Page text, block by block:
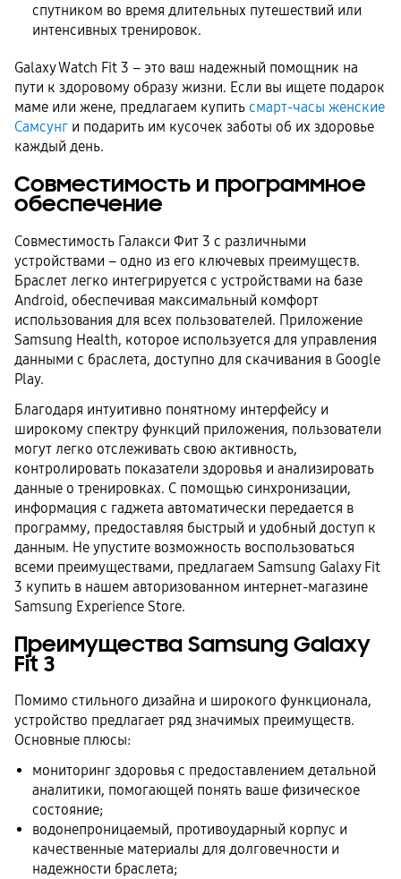
спутником во время длительных путешествий или
интенсивных тренировок.
Galaxy Watch Fit 3 – это ваш надежный помощник на
пути к здоровому образу жизни. Если вы ищете подарок
маме или жене, предлагаем купить смарт-часы женские
Самсунг и подарить им кусочек заботы об их здоровье
каждый день.
Совместимость и программное
обеспечение
Совместимость Галакси Фит 3 с различными
устройствами – одно из его ключевых преимуществ.
Браслет легко интегрируется с устройствами на базе
Android, обеспечивая максимальный комфорт
использования для всех пользователей. Приложение
Samsung Health, которое используется для управления
данными с браслета, доступно для скачивания в Google
Play.
Благодаря интуитивно понятному интерфейсу и
широкому спектру функций приложения, пользователи
могут легко отслеживать свою активность,
контролировать показатели здоровья и анализировать
данные о тренировках. С помощью синхронизации,
информация с гаджета автоматически передается в
программу, предоставляя быстрый и удобный доступ к
данным. Не упустите возможность воспользоваться
всеми преимуществами, предлагаем Samsung Galaxy Fit
3 купить в нашем авторизованном интернет-магазине
Samsung Experience Store.
Преимущества Samsung Galaxy
Fit 3
Помимо стильного дизайна и широкого функционала,
устройство предлагает ряд значимых преимуществ.
Основные плюсы:
мониторинг здоровья с предоставлением детальной
аналитики, помогающей понять ваше физическое
состояние;
водонепроницаемый, противоударный корпус и
качественные материалы для долговечности и
надежности браслета;